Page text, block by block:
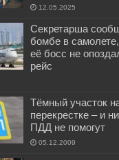
12.05.2025
Секретарша
бомбе в
её босс не
рейс
Тёмный участок
перекрестке – и
ПДД не помогут
05.12.2009